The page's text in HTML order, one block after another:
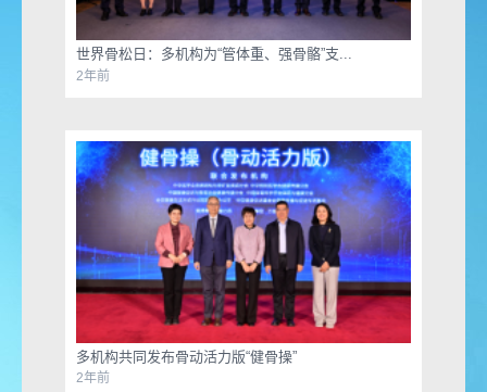
世界骨松日：多机构为“管体重、强骨骼”支...
2年前
多机构共同发布骨动活力版“健骨操”
2年前